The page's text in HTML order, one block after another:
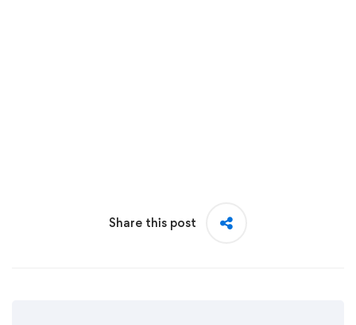
Share this post